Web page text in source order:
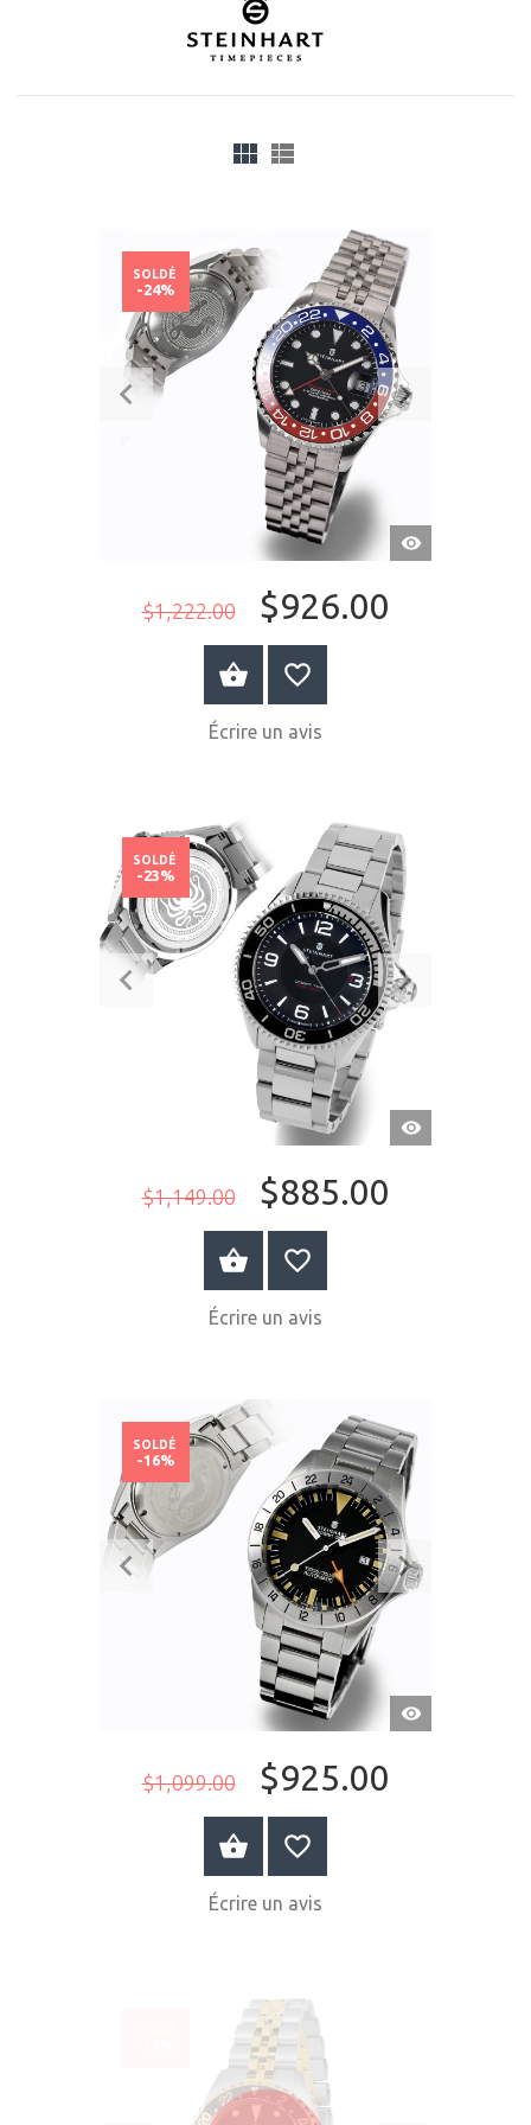
APERÇU
RAPIDE
$1,222.00 $926.00
SOLDÉ
-24%
ACHETER MAINTENANT
Écrire un avis
APERÇU
RAPIDE
$1,149.00 $885.00
SOLDÉ
-23%
ACHETER MAINTENANT
Écrire un avis
APERÇU
RAPIDE
$1,099.00 $925.00
SOLDÉ
-16%
ACHETER MAINTENANT
Écrire un avis